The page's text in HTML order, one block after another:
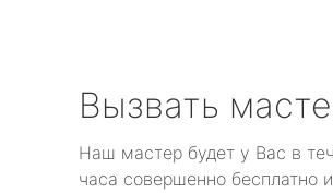
Вызвать
Наш мастер будет у Вас в
часа совершенно бесплатно